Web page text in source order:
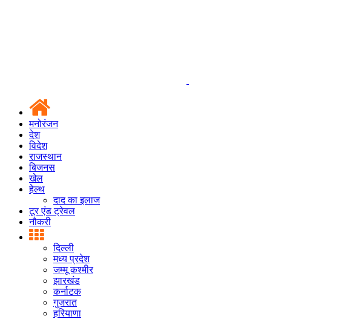
मनोरंजन
देश
विदेश
राजस्थान
बिजनस
खेल
हेल्थ
दाद का इलाज
टूर एंड ट्रेवल
नौकरी
दिल्ली
मध्य प्रदेश
जम्मू कश्मीर
झारखंड
कर्नाटक
गुजरात
हरियाणा